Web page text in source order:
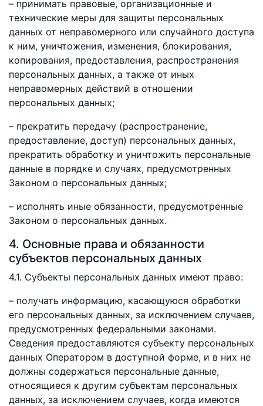
– принимать правовые, организационные и
технические меры для защиты персональных
данных от неправомерного или случайного доступа
к ним, уничтожения, изменения, блокирования,
копирования, предоставления, распространения
персональных данных, а также от иных
неправомерных действий в отношении
персональных данных;
– прекратить передачу (распространение,
предоставление, доступ) персональных данных,
прекратить обработку и уничтожить персональные
данные в порядке и случаях, предусмотренных
Законом о персональных данных;
– исполнять иные обязанности, предусмотренные
Законом о персональных данных.
4. Основные права и обязанности
субъектов персональных данных
4.1. Субъекты персональных данных имеют право:
– получать информацию, касающуюся обработки
его персональных данных, за исключением случаев,
предусмотренных федеральными законами.
Сведения предоставляются субъекту персональных
данных Оператором в доступной форме, и в них не
должны содержаться персональные данные,
относящиеся к другим субъектам персональных
данных, за исключением случаев, когда имеются